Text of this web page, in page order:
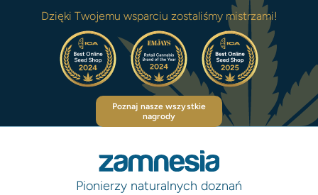
Dzięki Twojemu wsparciu zostaliśmy mistrzami!
Poznaj nasze wszystkie
nagrody
Pionierzy naturalnych doznań